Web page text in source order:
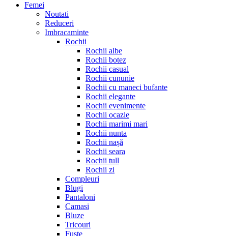
Femei
Noutati
Reduceri
Imbracaminte
Rochii
Rochii albe
Rochii botez
Rochii casual
Rochii cununie
Rochii cu maneci bufante
Rochii elegante
Rochii evenimente
Rochii ocazie
Rochii marimi mari
Rochii nunta
Rochii nașă
Rochii seara
Rochii tull
Rochii zi
Compleuri
Blugi
Pantaloni
Camasi
Bluze
Tricouri
Fuste